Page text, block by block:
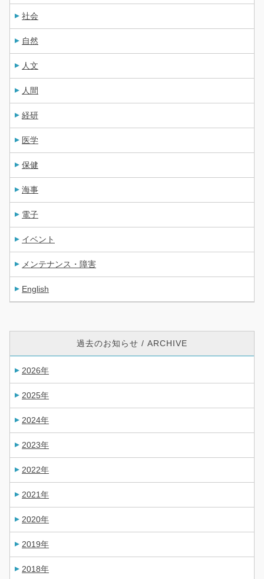
社会
自然
人文
人間
経研
医学
保健
海事
電子
イベント
メンテナンス・障害
English
過去のお知らせ / ARCHIVE
2026年
2025年
2024年
2023年
2022年
2021年
2020年
2019年
2018年